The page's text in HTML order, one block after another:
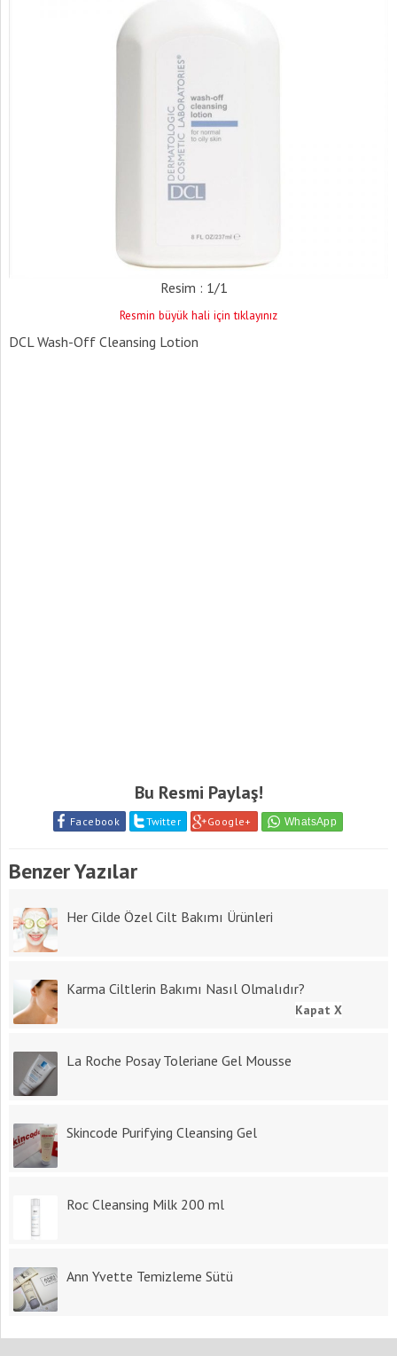
Resim : 1/1
Resmin büyük hali için tıklayınız
DCL Wash-Off Cleansing Lotion
Bu Resmi Paylaş!
Facebook Twitter Google+
Benzer Yazılar
Her Cilde Özel Cilt Bakımı Ürünleri
Karma Ciltlerin Bakımı Nasıl Olmalıdır?
La Roche Posay Toleriane Gel Mousse
Skincode Purifying Cleansing Gel
Roc Cleansing Milk 200 ml
Ann Yvette Temizleme Sütü
Kapat X